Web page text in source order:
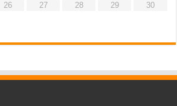
26 27 28 29
30